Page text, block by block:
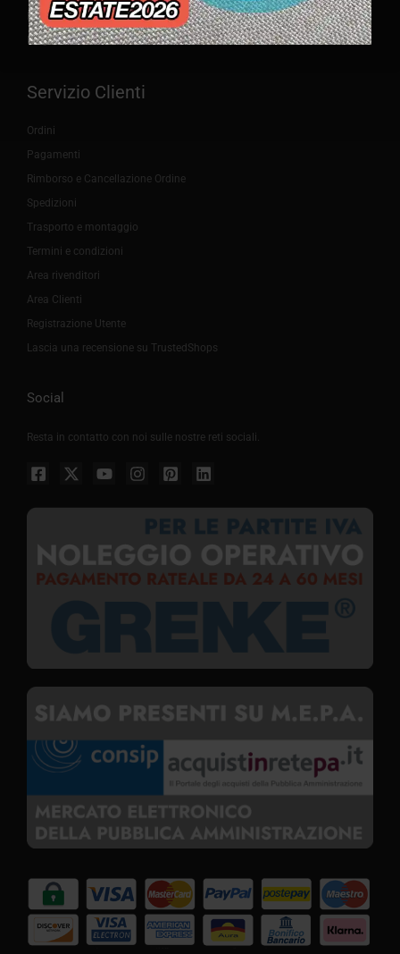
Press
Blog
Servizio Clienti
Ordini
Pagamenti
Rimborso e Cancellazione Ordine
Spedizioni
Trasporto e montaggio
Termini e condizioni
Area rivenditori
Area Clienti
Registrazione Utente
Lascia una recensione su TrustedShops
Social
Resta in contatto con noi sulle nostre reti sociali.